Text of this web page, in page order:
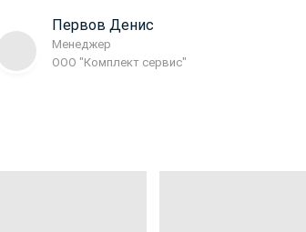
Первов Денис
Менеджер
ООО "Комплект сервис"